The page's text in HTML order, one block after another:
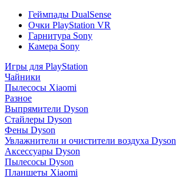
Геймпады DualSense
Очки PlayStation VR
Гарнитура Sony
Камера Sony
Игры для PlayStation
Чайники
Пылесосы Xiaomi
Разное
Выпрямители Dyson
Стайлеры Dyson
Фены Dyson
Увлажнители и очистители воздуха Dyson
Аксессуары Dyson
Пылесосы Dyson
Планшеты Xiaomi